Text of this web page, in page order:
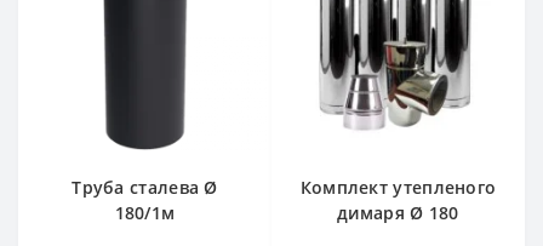
Труба сталева Ø
180/1м
Комплект утепленого
димаря Ø 180